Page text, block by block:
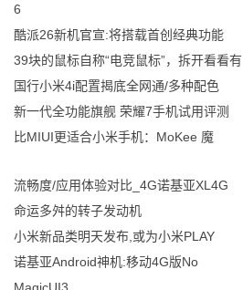
6
酷派26新机官宣:将搭载首创经典功能
39块的鼠标自称“电竞鼠标”，拆开看看有
国行小米4i配置揭底全网通/多种配色
新一代全功能旗舰 荣耀7手机试用评测
比MIUI更适合小米手机：MoKee 魔
流畅度/应用体验对比_4G诺基亚XL4G
命运多舛的转子发动机
小米新品类明天发布,或为小米PLAY
诺基亚Android神机:移动4G版No
MagicUI3